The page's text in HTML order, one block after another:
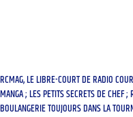
RCMAG, LE LIBRE-COURT DE RADIO
MANGA ; LES PETITS SECRETS DE CHEF
BOULANGERIE TOUJOURS DANS LA